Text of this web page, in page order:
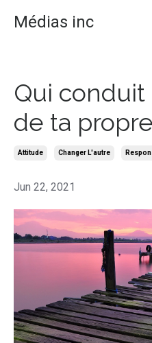
Médias inc
Qui
de ta
Attitude Changer L'autre
Jun 22, 2021